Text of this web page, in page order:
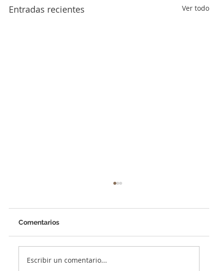
Entradas recientes Ver todo
Comentarios
Escribir un comentario...